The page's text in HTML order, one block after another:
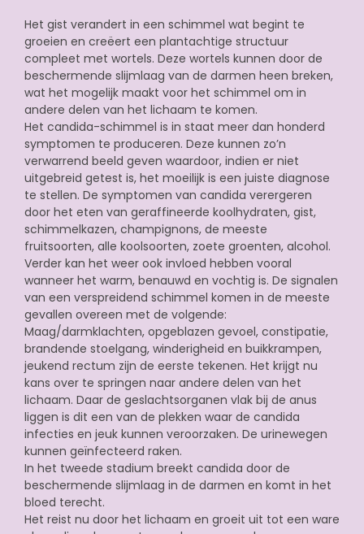
Het gist verandert in een schimmel wat begint te
groeien en creëert een plantachtige structuur
compleet met wortels. Deze wortels kunnen door de
beschermende slijmlaag van de darmen heen breken,
wat het mogelijk maakt voor het schimmel om in
andere delen van het lichaam te komen.
Het candida-schimmel is in staat meer dan honderd
symptomen te produceren. Deze kunnen zo’n
verwarrend beeld geven waardoor, indien er niet
uitgebreid getest is, het moeilijk is een juiste diagnose
te stellen. De symptomen van candida verergeren
door het eten van geraffineerde koolhydraten, gist,
schimmelkazen, champignons, de meeste
fruitsoorten, alle koolsoorten, zoete groenten, alcohol.
Verder kan het weer ook invloed hebben vooral
wanneer het warm, benauwd en vochtig is. De signalen
van een verspreidend schimmel komen in de meeste
gevallen overeen met de volgende:
Maag/darmklachten, opgeblazen gevoel, constipatie,
brandende stoelgang, winderigheid en buikkrampen,
jeukend rectum zijn de eerste tekenen. Het krijgt nu
kans over te springen naar andere delen van het
lichaam. Daar de geslachtsorganen vlak bij de anus
liggen is dit een van de plekken waar de candida
infecties en jeuk kunnen veroorzaken. De urinewegen
kunnen geïnfecteerd raken.
In het tweede stadium breekt candida door de
beschermende slijmlaag in de darmen en komt in het
bloed terecht.
Het reist nu door het lichaam en groeit uit tot een ware